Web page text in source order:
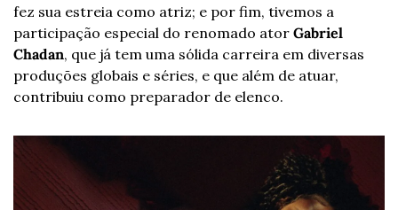
fez sua estreia como atriz; e por fim, tivemos a
participação especial do renomado ator Gabriel
Chadan, que já tem uma sólida carreira em diversas
produções globais e séries, e que além de atuar,
contribuiu como preparador de elenco.